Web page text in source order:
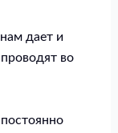
дает и
во